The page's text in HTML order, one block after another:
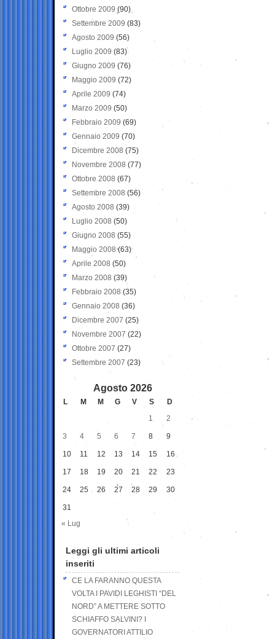
Ottobre 2009 (90)
Settembre 2009 (83)
Agosto 2009 (56)
Luglio 2009 (83)
Giugno 2009 (76)
Maggio 2009 (72)
Aprile 2009 (74)
Marzo 2009 (50)
Febbraio 2009 (69)
Gennaio 2009 (70)
Dicembre 2008 (75)
Novembre 2008 (77)
Ottobre 2008 (67)
Settembre 2008 (56)
Agosto 2008 (39)
Luglio 2008 (50)
Giugno 2008 (55)
Maggio 2008(63)
Aprile 2008 (50)
Marzo 2008 (39)
Febbraio 2008 (35)
Gennaio 2008 (36)
Dicembre 2007 (25)
Novembre 2007 (22)
Ottobre 2007 (27)
Settembre 2007 (23)
Agosto 2026
L M M G V S
D
1
2
3 4 5 6 7 8 9
10 11 12 13 14 15 16
17 18 19 20 21 22 23
24 25 26 27 28 29 30
31
« Lug
Leggi gli ultimi articoli
inseriti
CE LA FARANNO QUESTA
VOLTA I PAVIDI LEGHISTI “DEL
NORD” A METTERE SOTTO
SCHIAFFO SALVINI? I
GOVERNATORI ATTILIO